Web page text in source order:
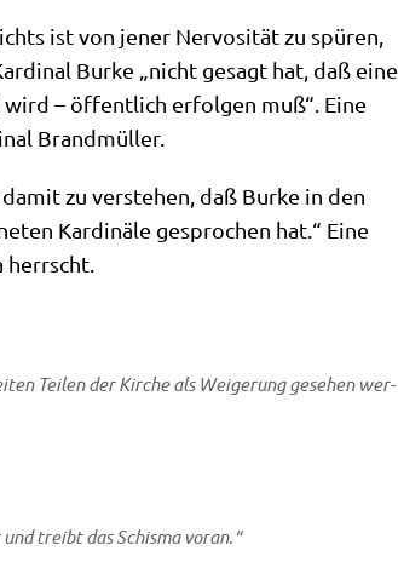
ist von jener Ner­vo­si­tät zu spü­ren,
Bur­ke „nicht gesagt hat, daß eine
– öffent­lich erfol­gen muß“. Eine
Brandmüller.
zu ver­ste­hen, daß Bur­ke in den
Kar­di­nä­le gespro­chen hat.“ Eine
herrscht.
Tei­len der Kir­che als Wei­ge­rung gese­hen wer­
treibt das Schis­ma voran.“